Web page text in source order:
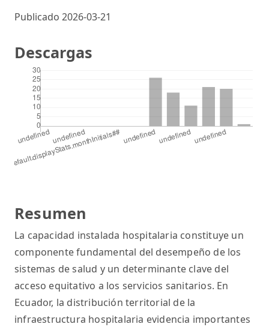
Publicado 2026-03-21
Resumen
La capacidad instalada hospitalaria constituye un
componente fundamental del desempeño de los
sistemas de salud y un determinante clave del
acceso equitativo a los servicios sanitarios. En
Ecuador, la distribución territorial de la
infraestructura hospitalaria evidencia importantes
Descargas